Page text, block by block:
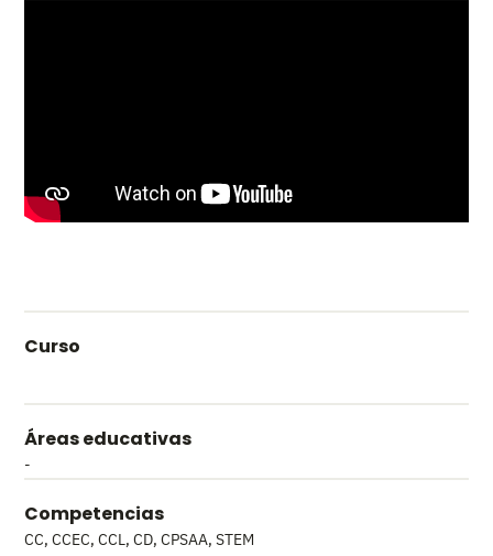
Curso
Áreas educativas
-
Competencias
CC, CCEC, CCL , CD, CPSAA, STEM